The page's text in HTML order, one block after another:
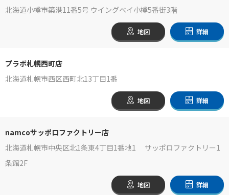
北海道小樽市築港11番5号 ウイングベイ小樽5番街3階
地図 詳細
プラボ札幌西町店
北海道札幌市西区西町北13丁目1番
地図 詳細
namcoサッポロファクトリー店
北海道札幌市中央区北1条東4丁目1番地1 サッポロファクトリー1
条館2F
地図 詳細